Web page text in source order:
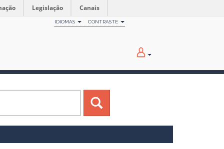
Legislação Canais
IDIOMAS CONTRASTE